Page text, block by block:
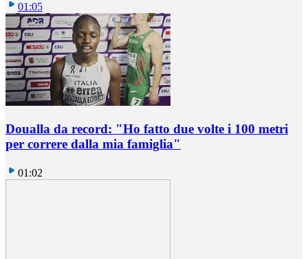
01:05
Doualla da record: "Ho fatto due volte i 100 metri
per correre dalla mia famiglia"
01:02